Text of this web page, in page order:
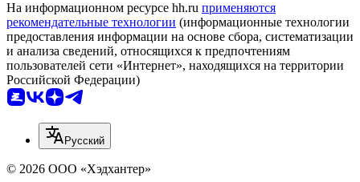
На информационном ресурсе hh.ru применяются
рекомендательные технологии (информационные технологии
предоставления информации на основе сбора, систематизации
и анализа сведений, относящихся к предпочтениям
пользователей сети «Интернет», находящихся на территории
Российской Федерации)
Русский
© 2026 ООО «Хэдхантер»